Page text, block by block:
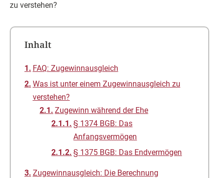
zu verstehen?
Inhalt
FAQ: Zugewinnausgleich
Was ist unter einem Zugewinnausgleich zu
verstehen?
Zugewinn während der Ehe
§ 1374 BGB: Das
Anfangsvermögen
§ 1375 BGB: Das Endvermögen
Zugewinnausgleich: Die Berechnung